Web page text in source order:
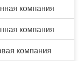
компания
компания
компания